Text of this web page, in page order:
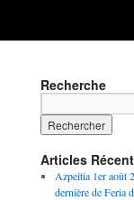
Recherche
Articles
Azpeitia 1er août
dernière de Feria